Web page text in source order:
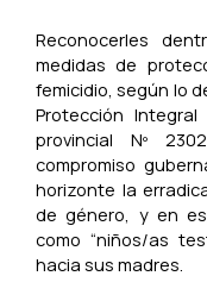
Reconocerles
medidas de
femicidio, según lo
Protección
provincial Nº
compromiso
horizonte la
de género, y en
como “niños/as
hacia sus madres.